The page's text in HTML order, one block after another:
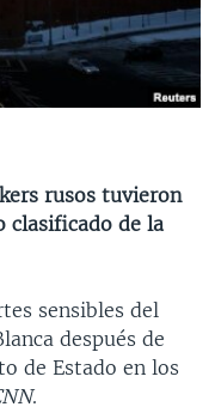
rusos tuvieron
clasificado de la
sensibles del
después de
de Estado en los
.